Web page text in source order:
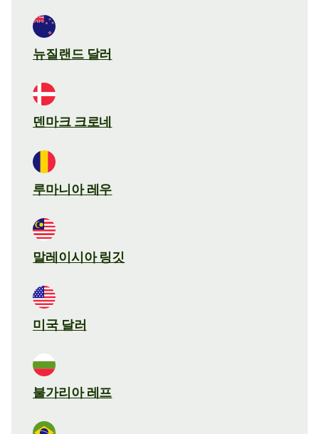
뉴질랜드 달러
덴마크 크로네
루마니아 레우
말레이시아 링깃
미국 달러
불가리아 레프